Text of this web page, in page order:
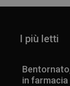
I più letti
in farmacia